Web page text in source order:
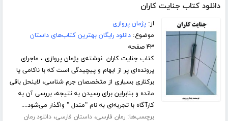
دانلود کتاب جنایت کاران
از:پژمان پروازی
موضوع:دانلود رایگان بهترین کتاب‌های داستان
۴۳ صفحه
کتاب جنایت کاران نوشته‌ی پژمان پروازی ، ماجرای
پرونده‌ای پر از ابهام و پیچیدگی است که با ناکامی یا
برکناری بسیاری از متخصصان جرم شناسی، لاینحل باقی
مانده و بنابراین برای رسیدن به نتیجه، بررسی آن به
کارآگاه با تجربه‌ای به نام "مندل " واگذار می‌شود....
برچسب‌ها:رمان فارسی،داستان فارسی،دانلود رمان